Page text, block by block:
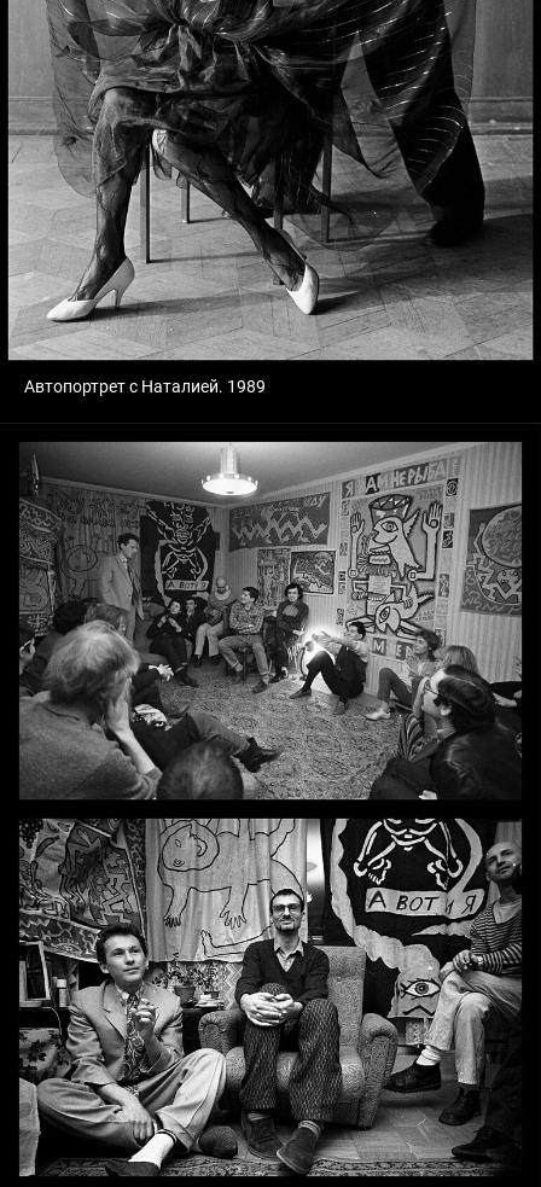
Автопортрет с Наталией. 1989